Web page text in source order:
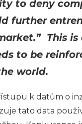
to deny
further
This
to be
world.
k datům o
tato data